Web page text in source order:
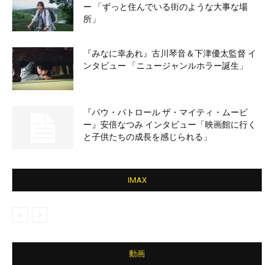
ー 「ずっと住んでいる街のような大事な場
所」
『みなに幸あれ』古川琴音＆下津優太監督 イ
ンタビュー 「ニュージャンルホラー誕生」
『パウ・パトロール ザ・マイティ・ムービ
ー』安倍なつみ インタビュー「映画館に行く
と子供たちの成長を感じられる」
IMAX
動画